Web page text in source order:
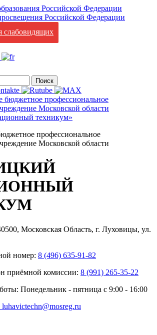
слабовидящих
профессиональное
Московской области
Московская Область, г. Луховицы, ул.
номер: 8 (496) 635-91-82
приёмной комиссии: 8 (991) 265-35-22
Понедельник - пятница с 9:00 - 16:00